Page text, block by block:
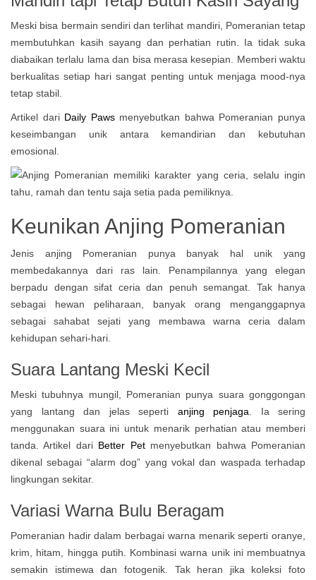
Meski bisa bermain sendiri dan terlihat mandiri, Pomeranian tetap
membutuhkan kasih sayang dan perhatian rutin. Ia tidak suka
diabaikan terlalu lama dan bisa merasa kesepian. Memberi waktu
berkualitas setiap hari sangat penting untuk menjaga mood-nya
tetap stabil.
Artikel dari Daily Pawsmenyebutkan bahwa Pomeranian punya
keseimbangan unik antara kemandirian dan kebutuhan
emosional.
Keunikan Anjing Pomeranian
Jenis anjing Pomeranian punya banyak hal unik yang
membedakannya dari ras lain. Penampilannya yang elegan
berpadu dengan sifat ceria dan penuh semangat. Tak hanya
sebagai hewan peliharaan, banyak orang menganggapnya
sebagai sahabat sejati yang membawa warna ceria dalam
kehidupan sehari-hari.
Suara Lantang Meski Kecil
Meski tubuhnya mungil, Pomeranian punya suara gonggongan
yang lantang dan jelas seperti anjing penjaga . Ia sering
menggunakan suara ini untuk menarik perhatian atau memberi
tanda. Artikel dari Better Petmenyebutkan bahwa Pomeranian
dikenal sebagai “alarm dog” yang vokal dan waspada terhadap
lingkungan sekitar.
Variasi Warna Bulu Beragam
Pomeranian hadir dalam berbagai warna menarik seperti oranye,
krim, hitam, hingga putih. Kombinasi warna unik ini membuatnya
semakin istimewa dan fotogenik. Tak heran jika koleksi foto